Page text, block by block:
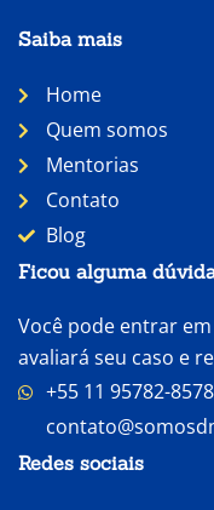
Saiba mais
Home
Quem somos
Mentorias
Contato
Blog
Ficou alguma
Você pode entrar
avaliará seu caso e
+55 11 95782-8578
Redes sociais